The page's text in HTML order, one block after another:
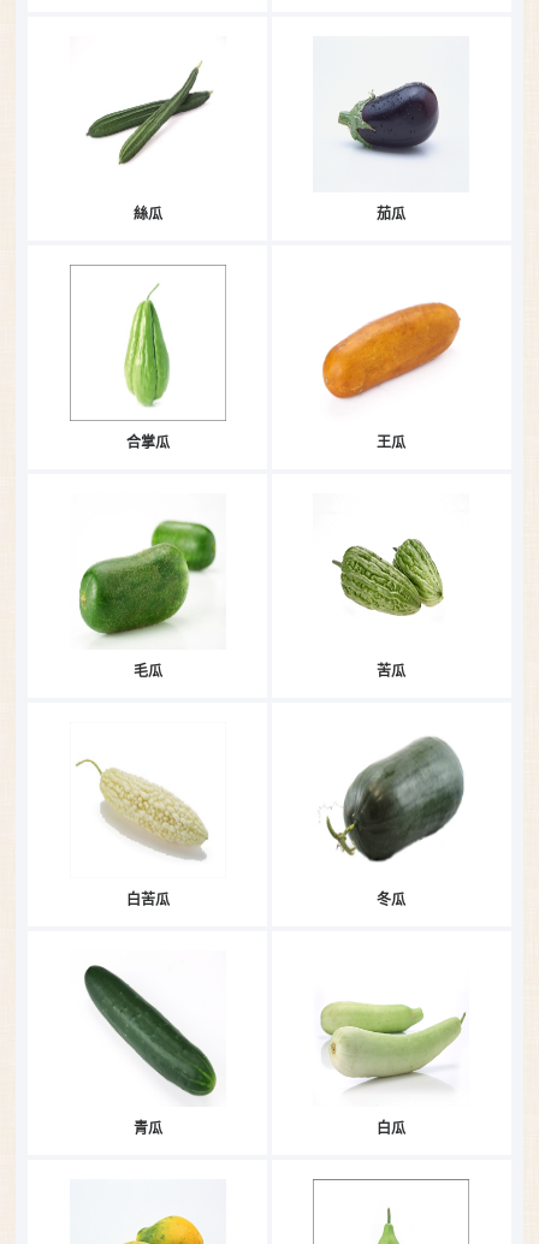
絲瓜 茄瓜
合掌瓜 王瓜
毛瓜 苦瓜
白苦瓜 冬瓜
青瓜 白瓜